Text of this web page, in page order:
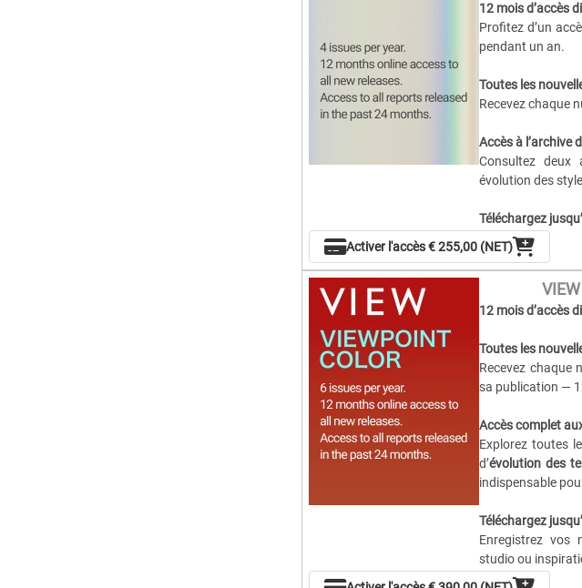
Inspiration
Plongez dans
d’harmonies et
créatifs.
Votre outil
importante ,
du processus
12 mois d’accès
Profitez d’un
pendant un an.
Toutes les
Recevez chaque
Accès à l’archive
Consultez deux
évolution des
Téléchargez
Conservez vos
salle de tendances.
Directions
>>Tissus, fils,
>>Formes clés,
>> Imprimés,
>>Prêt-à-porter,
Futur de la
Rapports sur
Prévisions
Signaux
collections, le
Activer l'accès€ 255,00 (NET)
12 mois d’accès
Toutes les
Recevez chaque
sa publication —
Accès complet
Explorez toutes
d’évolution des
indispensable
Téléchargez
Enregistrez vos
studio ou